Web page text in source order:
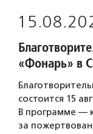
«Фонарь» в
состоится 15
В программе —
за